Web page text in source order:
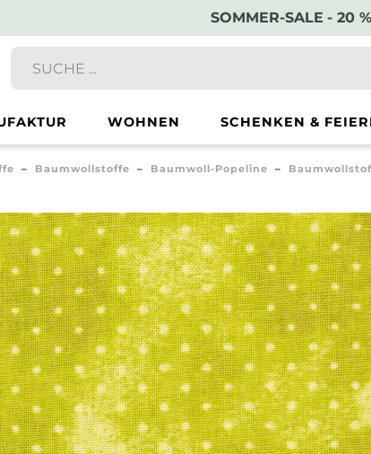
SOMMER-SALE - 20
WOHNEN SCHENKEN &
Baumwollstoffe Baumwoll-Popeline